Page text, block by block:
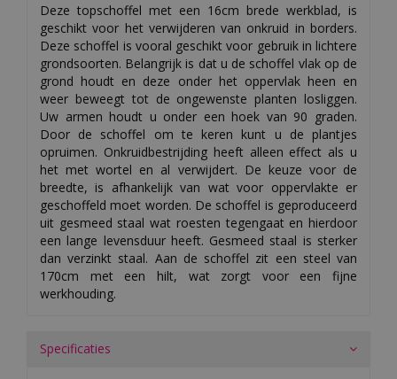
Deze topschoffel met een 16cm brede werkblad, is
geschikt voor het verwijderen van onkruid in borders.
Deze schoffel is vooral geschikt voor gebruik in lichtere
grondsoorten. Belangrijk is dat u de schoffel vlak op de
grond houdt en deze onder het oppervlak heen en
weer beweegt tot de ongewenste planten losliggen.
Uw armen houdt u onder een hoek van 90 graden.
Door de schoffel om te keren kunt u de plantjes
opruimen. Onkruidbestrijding heeft alleen effect als u
het met wortel en al verwijdert. De keuze voor de
breedte, is afhankelijk van wat voor oppervlakte er
geschoffeld moet worden. De schoffel is geproduceerd
uit gesmeed staal wat roesten tegengaat en hierdoor
een lange levensduur heeft. Gesmeed staal is sterker
dan verzinkt staal. Aan de schoffel zit een steel van
170cm met een hilt, wat zorgt voor een fijne
werkhouding.
Specificaties